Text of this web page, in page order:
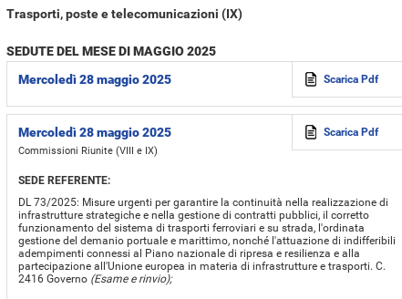
Trasporti, poste e telecomunicazioni (IX)
SEDUTE DEL MESE DI MAGGIO 2025
Mercoledì 28 maggio 2025
Scarica Pdf
Mercoledì 28 maggio 2025
Commissioni Riunite (VIII e IX)
Scarica Pdf
SEDE REFERENTE:
DL 73/2025: Misure urgenti per garantire la continuità nella realizzazione di
infrastrutture strategiche e nella gestione di contratti pubblici, il corretto
funzionamento del sistema di trasporti ferroviari e su strada, l'ordinata
gestione del demanio portuale e marittimo, nonché l'attuazione di indifferibili
adempimenti connessi al Piano nazionale di ripresa e resilienza e alla
partecipazione all'Unione europea in materia di infrastrutture e trasporti. C.
2416 Governo (Esame e rinvio);